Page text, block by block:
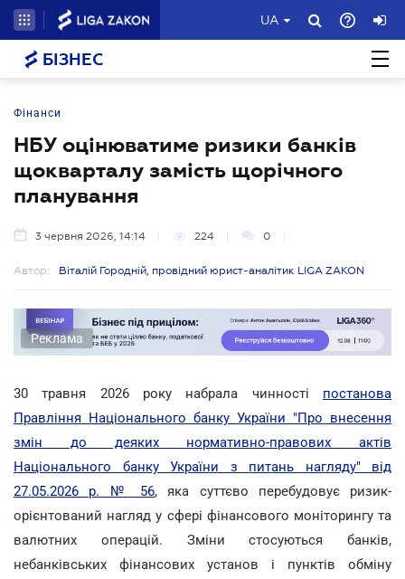
UA
БІЗНЕС
Фінанси
НБУ оцінюватиме ризики банків
щокварталу замість щорічного
планування
3 червня 2026, 14:14 224 0
Автор: Віталій Городній, провідний юрист-аналітик LIGA ZAKON
Реклама
30 травня 2026 року набрала чинності постанова
Правління Національного банку України "Про внесення
змін до деяких нормативно-правових актів
Національного банку України з питань нагляду" від
27.05.2026 р. № 56, яка суттєво перебудовує ризик-
орієнтований нагляд у сфері фінансового моніторингу та
валютних операцій. Зміни стосуються банків,
небанківських фінансових установ і пунктів обміну